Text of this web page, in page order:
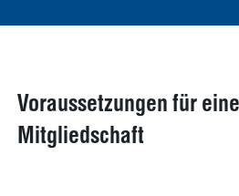
Voraussetzungen für
Mitgliedschaft